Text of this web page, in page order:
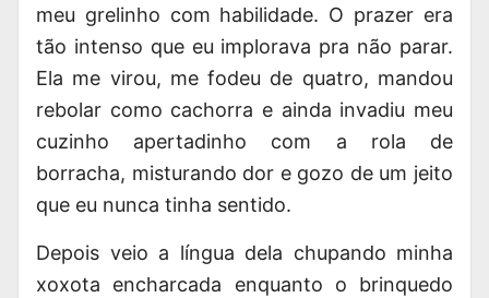
meu grelinho com habilidade. O prazer era
tão intenso que eu implorava pra não parar.
Ela me virou, me fodeu de quatro, mandou
rebolar como cachorra e ainda invadiu meu
cuzinho apertadinho com a rola de
borracha, misturando dor e gozo de um jeito
que eu nunca tinha sentido.
Depois veio a língua dela chupando minha
xoxota encharcada enquanto o brinquedo